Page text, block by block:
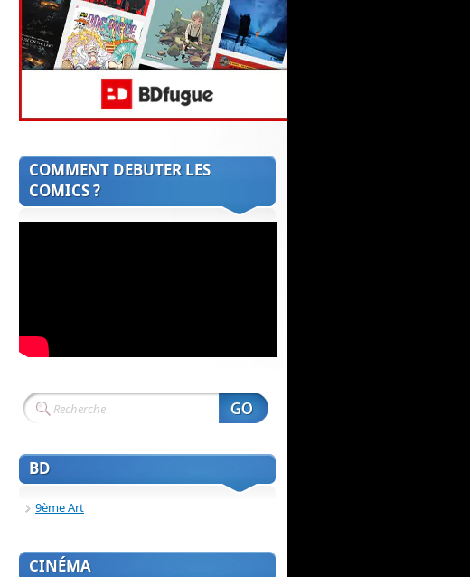
COMMENT DEBUTER LES
COMICS ?
BD
9ème Art
CINÉMA